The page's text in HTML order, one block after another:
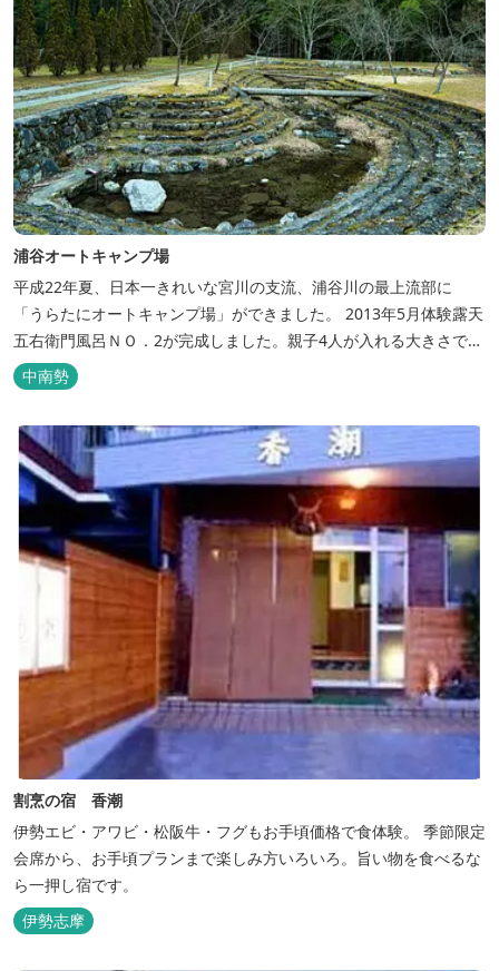
浦谷オートキャンプ場
平成22年夏、日本一きれいな宮川の支流、浦谷川の最上流部に
「うらたにオートキャンプ場」ができました。 2013年5月体験露天
五右衛門風呂ＮＯ．2が完成しました。親子4人が入れる大きさで
す。中には腰掛けもあり、ゆっくり、星やホタルを見る事ができま
す。ひのきの香り漂う特製五右衛門風呂を自分で沸かし、入浴しま
せんか？ 同時にデッキ付ひのき小屋も完成しました。是非ご利用く
ださい。
中南勢
割烹の宿 香潮
伊勢エビ・アワビ・松阪牛・フグもお手頃価格で食体験。 季節限定
会席から、お手頃プランまで楽しみ方いろいろ。旨い物を食べるな
ら一押し宿です。
伊勢志摩